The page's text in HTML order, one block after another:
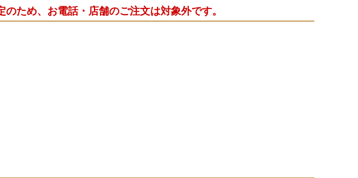
ため、お電話・店舗のご注文は対象外です。